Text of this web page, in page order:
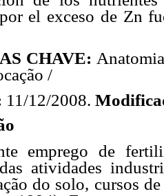
el exceso de Zn
CHAVE:
/
11/12/2008.
emprego de
atividades
do solo, cursos